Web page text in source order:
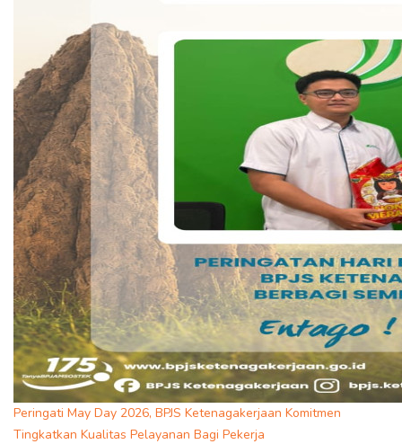
Peringati May Day 2026, BPJS Ketenagakerjaan Komitmen
Tingkatkan Kualitas Pelayanan Bagi Pekerja